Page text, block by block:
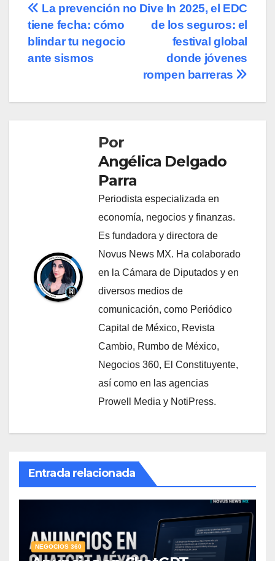
Navegación
de
entradas
Dive In 2025, el EDC
de los seguros: el
festival global
donde jóvenes
rompen barreras
La prevención no
tiene fecha: cómo
blindar tu negocio
ante sismos
Por
Angélica Delgado
Parra
Periodista especializada en
economía, negocios y finanzas.
Es fundadora y directora de
Novus News MX. Ha colaborado
en la Cámara de Diputados y en
diversos medios de
comunicación, como Periódico
Capital de México, Revista
Cambio, Rumbo de México,
Negocios 360, El Constituyente,
así como en las agencias
Prowell Media y NotiPress.
Entrada relacionada
NEGOCIOS 360